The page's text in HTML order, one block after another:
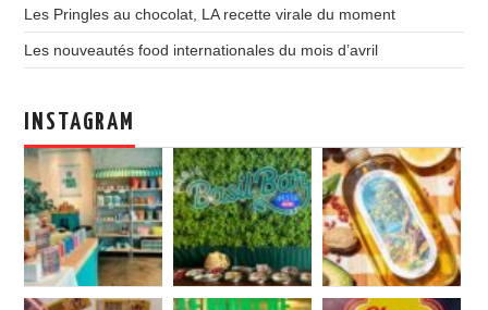
Les Pringles au chocolat, LA recette virale du moment
Les nouveautés food internationales du mois d’avril
INSTAGRAM